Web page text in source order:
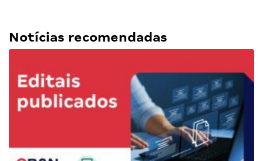
Notícias recomendadas